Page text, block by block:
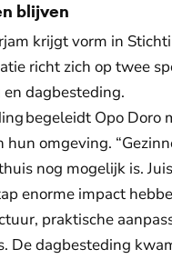
blijven
krijgt vorm in
richt zich op twee
dagbesteding.
begeleidt Opo Doro
hun omgeving.
nog mogelijk is.
enorme impact
praktische
De dagbesteding